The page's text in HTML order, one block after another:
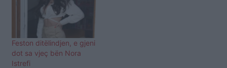
Nora dhe Renee i
organizuan Era Istrefit,
kënëgtarja ka zgjedhur të
vishet thjeshtë dhe më
lirë. Faqja "What…
Feston ditëlindjen, e gjeni
dot sa vjeç bën Nora
Istrefi